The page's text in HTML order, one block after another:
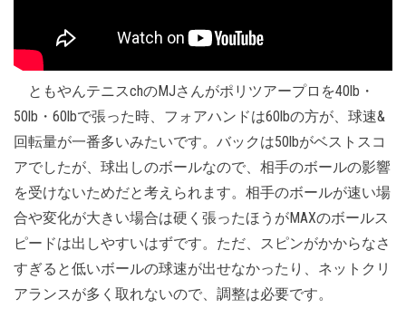
ともやんテニスchのMJさんがポリツアープロを40lb・
50lb・60lbで張った時、フォアハンドは60lbの方が、球速&
回転量が一番多いみたいです。バックは50lbがベストスコ
アでしたが、球出しのボールなので、相手のボールの影響
を受けないためだと考えられます。相手のボールが速い場
合や変化が大きい場合は硬く張ったほうがMAXのボールス
ピードは出しやすいはずです。ただ、スピンがかからなさ
すぎると低いボールの球速が出せなかったり、ネットクリ
アランスが多く取れないので、調整は必要です。